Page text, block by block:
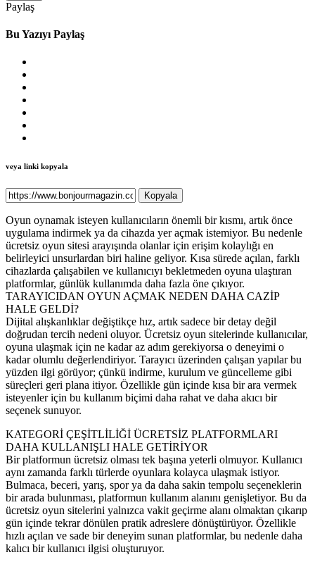
Paylaş
Bu Yazıyı Paylaş
veya linki kopyala
Kopyala
Oyun oynamak isteyen kullanıcıların önemli bir kısmı, artık önce
uygulama indirmek ya da cihazda yer açmak istemiyor. Bu nedenle
ücretsiz oyun sitesi arayışında olanlar için erişim kolaylığı en
belirleyici unsurlardan biri haline geliyor. Kısa sürede açılan, farklı
cihazlarda çalışabilen ve kullanıcıyı bekletmeden oyuna ulaştıran
platformlar, günlük kullanımda daha fazla öne çıkıyor.
TARAYICIDAN OYUN AÇMAK NEDEN DAHA CAZİP
HALE GELDİ?
Dijital alışkanlıklar değiştikçe hız, artık sadece bir detay değil
doğrudan tercih nedeni oluyor. Ücretsiz oyun sitelerinde kullanıcılar,
oyuna ulaşmak için ne kadar az adım gerekiyorsa o deneyimi o
kadar olumlu değerlendiriyor. Tarayıcı üzerinden çalışan yapılar bu
yüzden ilgi görüyor; çünkü indirme, kurulum ve güncelleme gibi
süreçleri geri plana itiyor. Özellikle gün içinde kısa bir ara vermek
isteyenler için bu kullanım biçimi daha rahat ve daha akıcı bir
seçenek sunuyor.
KATEGORİ ÇEŞİTLİLİĞİ ÜCRETSİZ PLATFORMLARI
DAHA KULLANIŞLI HALE GETİRİYOR
Bir platformun ücretsiz olması tek başına yeterli olmuyor. Kullanıcı
aynı zamanda farklı türlerde oyunlara kolayca ulaşmak istiyor.
Bulmaca, beceri, yarış, spor ya da daha sakin tempolu seçeneklerin
bir arada bulunması, platformun kullanım alanını genişletiyor. Bu da
ücretsiz oyun sitelerini yalnızca vakit geçirme alanı olmaktan çıkarıp
gün içinde tekrar dönülen pratik adreslere dönüştürüyor. Özellikle
hızlı açılan ve sade bir deneyim sunan platformlar, bu nedenle daha
kalıcı bir kullanıcı ilgisi oluşturuyor.